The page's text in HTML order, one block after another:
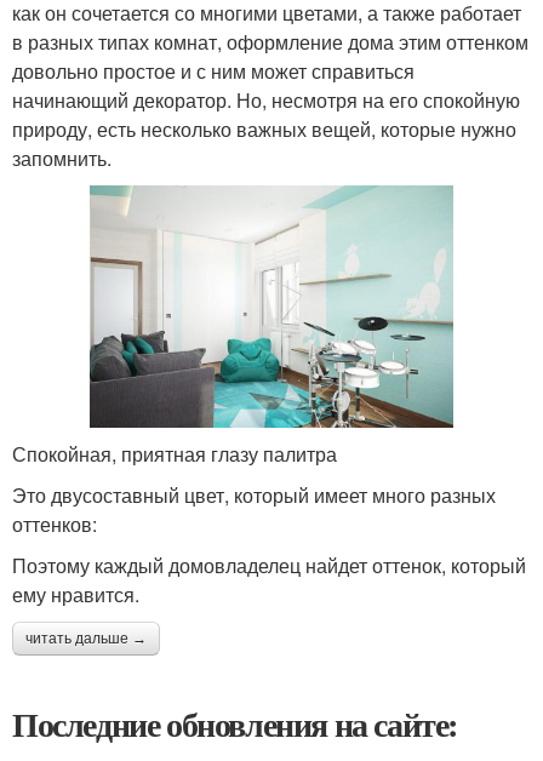
как он сочетается со многими цветами, а также работает
в разных типах комнат, оформление дома этим оттенком
довольно простое и с ним может справиться
начинающий декоратор. Но, несмотря на его спокойную
природу, есть несколько важных вещей, которые нужно
запомнить.
Спокойная, приятная глазу палитра
Это двусоставный цвет, который имеет много разных
оттенков:
Поэтому каждый домовладелец найдет оттенок, который
ему нравится.
читать дальше →
Последние обновления на сайте: